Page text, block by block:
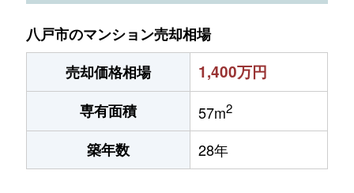
八戸市のマンション売却相場
売却価格相場
1,400万円
専有面積 57m2
築年数 28年